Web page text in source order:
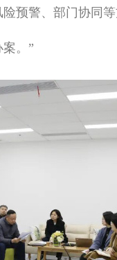
预警、部门协同
。”